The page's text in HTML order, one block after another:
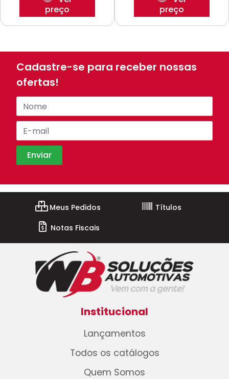
preço
preço
Cadastre-se para receber nossas
ofertas!
Meus Pedidos
Títulos
Notas Fiscais
Institucional
Lançamentos
Todos os catálogos
Quem Somos